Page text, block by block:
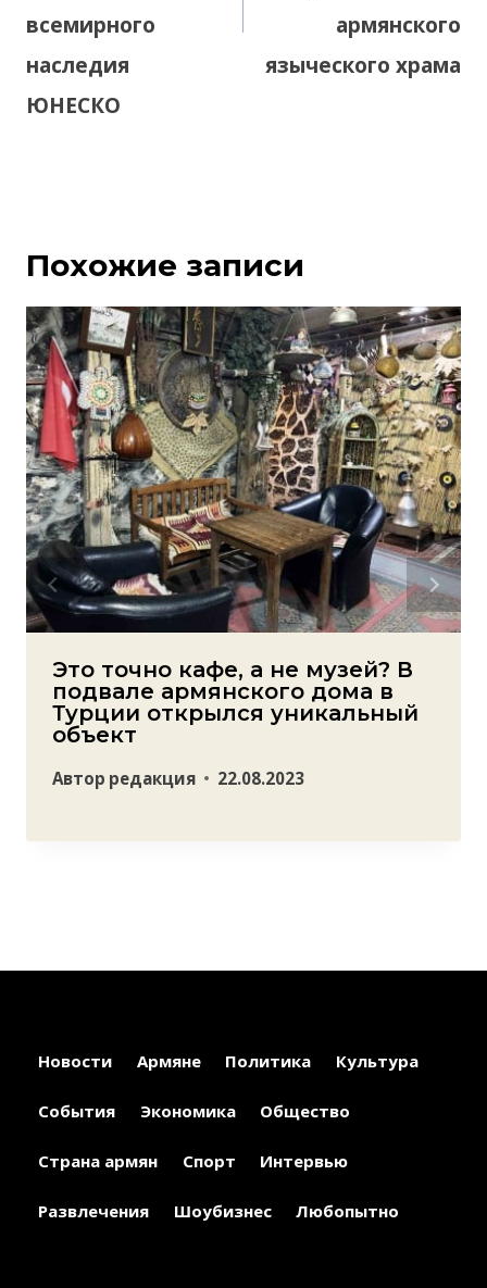
всемирного
наследия
ЮНЕСКО
армянского
языческого храма
Похожие записи
Это точно кафе, а не музей? В
подвале армянского дома в
Турции открылся уникальный
объект
Автор редакция 22.08.2023
Новости Армяне Политика Культура
События Экономика Общество
Страна армян Спорт Интервью
Развлечения Шоубизнес Любопытно